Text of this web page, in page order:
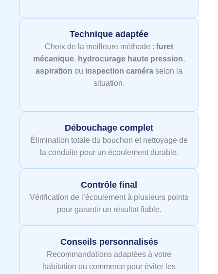
Technique adaptée
Choix de la meilleure méthode : furet
mécanique, hydrocurage haute pression,
aspiration ou inspection caméra selon la
situation.
Débouchage complet
Élimination totale du bouchon et nettoyage de
la conduite pour un écoulement durable.
Contrôle final
Vérification de l’écoulement à plusieurs points
pour garantir un résultat fiable.
Conseils personnalisés
Recommandations adaptées à votre
habitation ou commerce pour éviter les